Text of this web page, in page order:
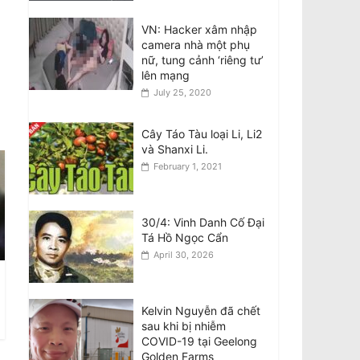
bắt giữ tác giả
August 9, 2026
Vietnam Accused Of
Reviving Crackdown
August 9, 2026
trên trường quay’
August 9, 2026
VN: Hacker xâm nhập
camera nhà một phụ
nữ, tung cảnh ‘riêng tư’
lên mạng
July 25, 2020
Cây Táo Tàu loại Li, Li2
và Shanxi Li.
February 1, 2021
30/4: Vinh Danh Cố Đại
Tá Hồ Ngọc Cẩn
April 30, 2026
Kelvin Nguyễn đã chết
sau khi bị nhiễm
COVID-19 tại Geelong
Golden Farms